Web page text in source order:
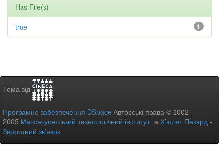
Has File(s)
1
true
Тема від
Програмне забезпечення DSpace Авторські права © 2002-
2005 Массачусетський технологічний інститутта Х’юлет Пакард -
Зворотний зв’язок